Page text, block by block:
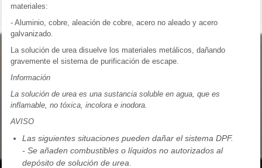
materiales:
- Aluminio, cobre, aleación de cobre, acero no aleado y acero
galvanizado.
La solución de urea disuelve los materiales metálicos, dañando
gravemente el sistema de purificación de escape.
Información
La solución de urea es una sustancia soluble en agua, que es
inflamable, no tóxica, incolora e inodora.
AVISO
Las siguientes situaciones pueden dañar el sistema DPF.
- Se añaden combustibles o líquidos no autorizados al
depósito de solución de urea.